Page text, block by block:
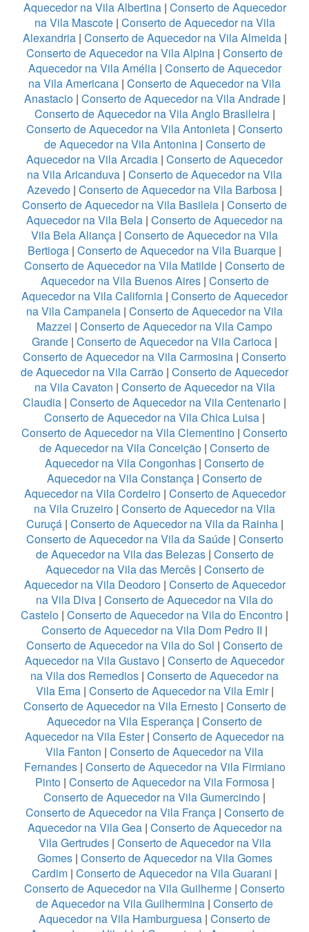
Aquecedor na Vila Albertina| Conserto de Aquecedor
na Vila Mascote| Conserto de Aquecedor na Vila
Alexandria| Conserto de Aquecedor na Vila Almeida |
Conserto de Aquecedor na Vila Alpina | Conserto de
Aquecedor na Vila Amélia | Conserto de Aquecedor
na Vila Americana | Conserto de Aquecedor na Vila
Anastacio| Conserto de Aquecedor na Vila Andrade|
Conserto de Aquecedor na Vila Anglo Brasileira|
Conserto de Aquecedor na Vila Antonieta | Conserto
de Aquecedor na Vila Antonina| Conserto de
Aquecedor na Vila Arcadia | Conserto de Aquecedor
na Vila Aricanduva | Conserto de Aquecedor na Vila
Azevedo | Conserto de Aquecedor na Vila Barbosa |
Conserto de Aquecedor na Vila Basileia | Conserto de
Aquecedor na Vila Bela | Conserto de Aquecedor na
Vila Bela Aliança | Conserto de Aquecedor na Vila
Bertioga | Conserto de Aquecedor na Vila Buarque |
Conserto de Aquecedor na Vila Matilde | Conserto de
Aquecedor na Vila Buenos Aires| Conserto de
Aquecedor na Vila California | Conserto de Aquecedor
na Vila Campanela | Conserto de Aquecedor na Vila
Mazzei | Conserto de Aquecedor na Vila Campo
Grande | Conserto de Aquecedor na Vila Carioca |
Conserto de Aquecedor na Vila Carmosina | Conserto
de Aquecedor na Vila Carrão | Conserto de Aquecedor
na Vila Cavaton | Conserto de Aquecedor na Vila
Claudia | Conserto de Aquecedor na Vila Centenario |
Conserto de Aquecedor na Vila Chica Luisa |
Conserto de Aquecedor na Vila Clementino | Conserto
de Aquecedor na Vila Conceição | Conserto de
Aquecedor na Vila Congonhas | Conserto de
Aquecedor na Vila Constança | Conserto de
Aquecedor na Vila Cordeiro| Conserto de Aquecedor
na Vila Cruzeiro | Conserto de Aquecedor na Vila
Curuçá | Conserto de Aquecedor na Vila da Rainha |
Conserto de Aquecedor na Vila da Saúde| Conserto
de Aquecedor na Vila das Belezas| Conserto de
Aquecedor na Vila das Mercês| Conserto de
Aquecedor na Vila Deodoro| Conserto de Aquecedor
na Vila Diva | Conserto de Aquecedor na Vila do
Castelo | Conserto de Aquecedor na Vila do Encontro |
Conserto de Aquecedor na Vila Dom Pedro II |
Conserto de Aquecedor na Vila do Sol | Conserto de
Aquecedor na Vila Gustavo | Conserto de Aquecedor
na Vila dos Remedios | Conserto de Aquecedor na
Vila Ema| Conserto de Aquecedor na Vila Emir|
Conserto de Aquecedor na Vila Ernesto| Conserto de
Aquecedor na Vila Esperança | Conserto de
Aquecedor na Vila Ester| Conserto de Aquecedor na
Vila Fanton | Conserto de Aquecedor na Vila
Fernandes| Conserto de Aquecedor na Vila Firmiano
Pinto| Conserto de Aquecedor na Vila Formosa|
Conserto de Aquecedor na Vila Gumercindo |
Conserto de Aquecedor na Vila França| Conserto de
Aquecedor na Vila Gea| Conserto de Aquecedor na
Vila Gertrudes| Conserto de Aquecedor na Vila
Gomes| Conserto de Aquecedor na Vila Gomes
Cardim | Conserto de Aquecedor na Vila Guarani |
Conserto de Aquecedor na Vila Guilherme | Conserto
de Aquecedor na Vila Guilhermina | Conserto de
Aquecedor na Vila Hamburguesa | Conserto de